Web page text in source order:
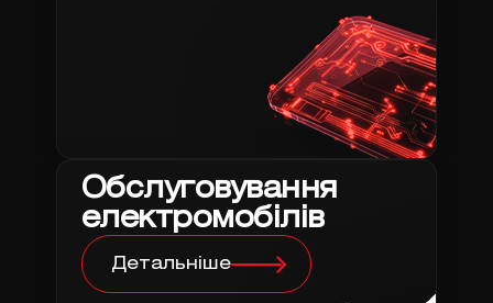
Обслуговування
електромобілів
Детальніше